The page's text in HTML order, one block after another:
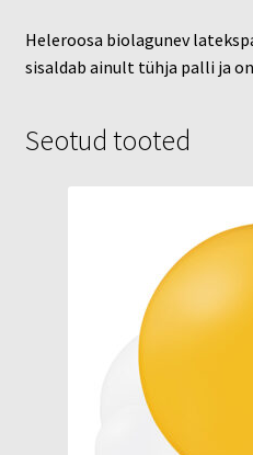
Heleroosa biolagunev
sisaldab ainult tühja palli ja
Seotud tooted